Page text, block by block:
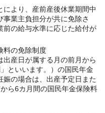
より、産前産後休業期間中
業主負担分が共に免除さ
前の給与水準に応じた給付が
料の免除制度
産日が属する月の前月から
といいます。）の国民年金
の場合は、出産予定日また
ら6カ月間の国民年金保険料